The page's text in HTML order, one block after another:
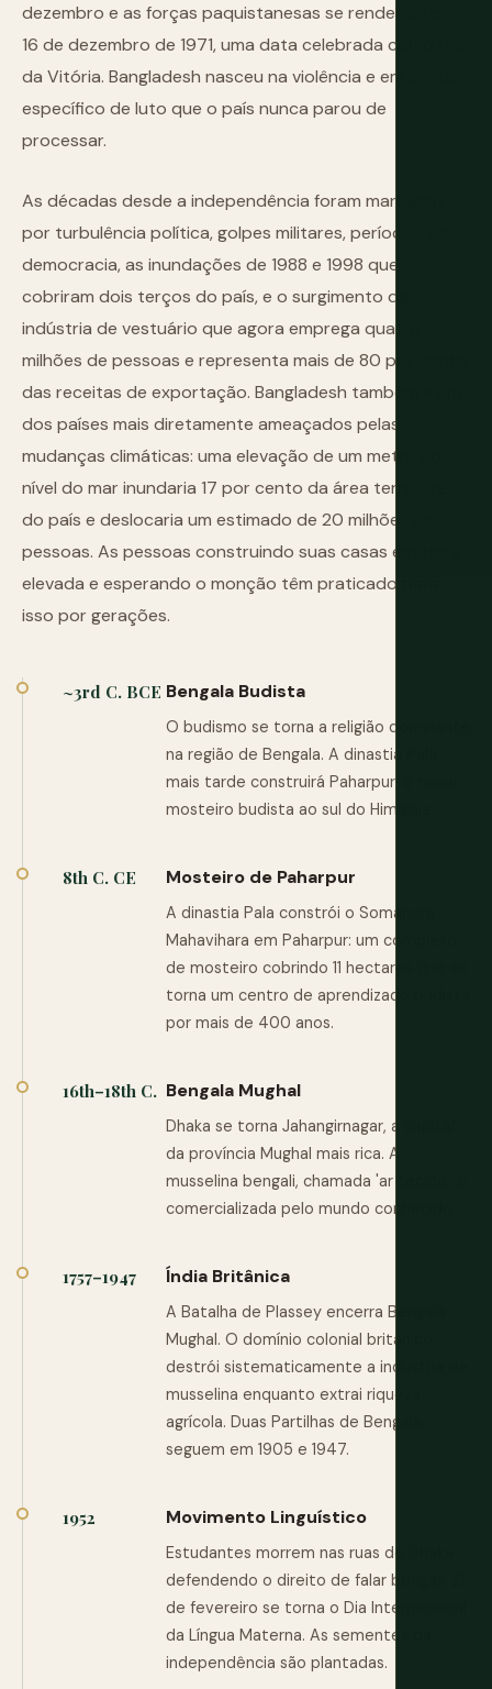
dezembro e as forças paquistanesas se renderam em
16 de dezembro de 1971, uma data celebrada como Dia
da Vitória. Bangladesh nasceu na violência e em um tipo
específico de luto que o país nunca parou de
processar.
As décadas desde a independência foram marcadas
por turbulência política, golpes militares, períodos de
democracia, as inundações de 1988 e 1998 que
cobriram dois terços do país, e o surgimento da
indústria de vestuário que agora emprega quatro
milhões de pessoas e representa mais de 80 por cento
das receitas de exportação. Bangladesh também é um
dos países mais diretamente ameaçados pelas
mudanças climáticas: uma elevação de um metro no
nível do mar inundaria 17 por cento da área terrestre
do país e deslocaria um estimado de 20 milhões de
pessoas. As pessoas construindo suas casas em terra
elevada e esperando o monção têm praticado para
isso por gerações.
~3rd C. BCE Bengala Budista
O budismo se torna a religião dominante
na região de Bengala. A dinastia Pala
mais tarde construirá Paharpur, o maior
mosteiro budista ao sul do Himalaia.
8th C. CE Mosteiro de Paharpur
A dinastia Pala constrói o Somapura
Mahavihara em Paharpur: um complexo
de mosteiro cobrindo 11 hectares que se
torna um centro de aprendizado budista
por mais de 400 anos.
16th–18th C. Bengala Mughal
Dhaka se torna Jahangirnagar, a capital
da província Mughal mais rica. A
musselina bengali, chamada 'ar tecido', é
comercializada pelo mundo conhecido.
1757–1947 Índia Britânica
A Batalha de Plassey encerra Bengala
Mughal. O domínio colonial britânico
destrói sistematicamente a indústria de
musselina enquanto extrai riqueza
agrícola. Duas Partilhas de Bengala
seguem em 1905 e 1947.
1952 Movimento Linguístico
Estudantes morrem nas ruas de Dhaka
defendendo o direito de falar bengali. 21
de fevereiro se torna o Dia Internacional
da Língua Materna. As sementes da
independência são plantadas.